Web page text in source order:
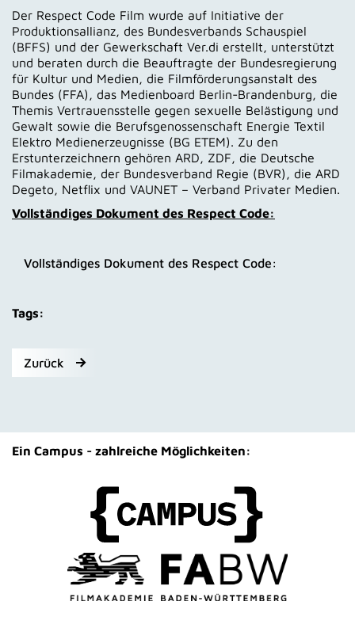
Der Respect Code Film wurde auf Initiative der
Produktionsallianz, des Bundesverbands Schauspiel
(BFFS) und der Gewerkschaft Ver.di erstellt, unterstützt
und beraten durch die Beauftragte der Bundesregierung
für Kultur und Medien, die Filmförderungsanstalt des
Bundes (FFA), das Medienboard Berlin-Brandenburg, die
Themis Vertrauensstelle gegen sexuelle Belästigung und
Gewalt sowie die Berufsgenossenschaft Energie Textil
Elektro Medienerzeugnisse (BG ETEM). Zu den
Erstunterzeichnern gehören ARD, ZDF, die Deutsche
Filmakademie, der Bundesverband Regie (BVR), die ARD
Degeto, Netflix und VAUNET – Verband Privater Medien.
Vollständiges Dokument des Respect Code:
Vollständiges Dokument des Respect Code:
Tags:
Zurück
Ein Campus - zahlreiche Möglichkeiten: